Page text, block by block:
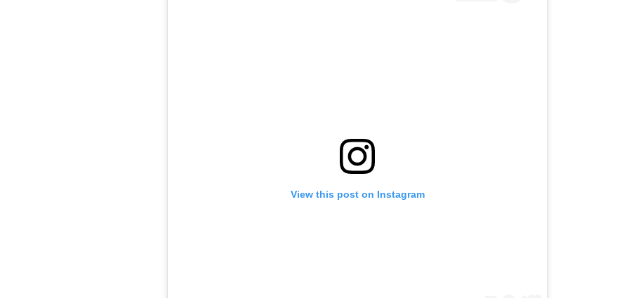
View this post on Instagram